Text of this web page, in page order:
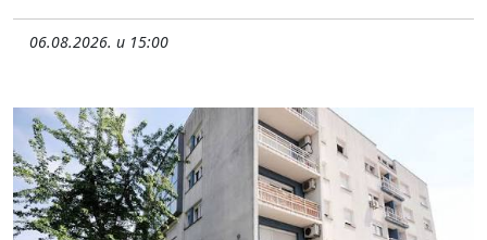
06.08.2026. u 15:00